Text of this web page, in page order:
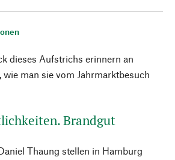
dieses Aufstrichs erinnern an
wie man sie vom Jahrmarktbesuch
Brandgut
Thaung stellen in Hamburg